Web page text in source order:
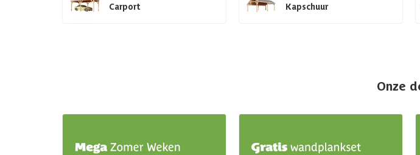
Carport Kapschuur
Onze